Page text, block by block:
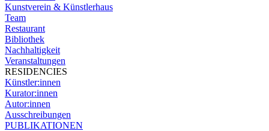
Kunstverein & Künstlerhaus
Team
Restaurant
Bibliothek
Nachhaltigkeit
Veranstaltungen
RESIDENCIES
Künstler:innen
Kurator:innen
Autor:innen
Ausschreibungen
PUBLIKATIONEN